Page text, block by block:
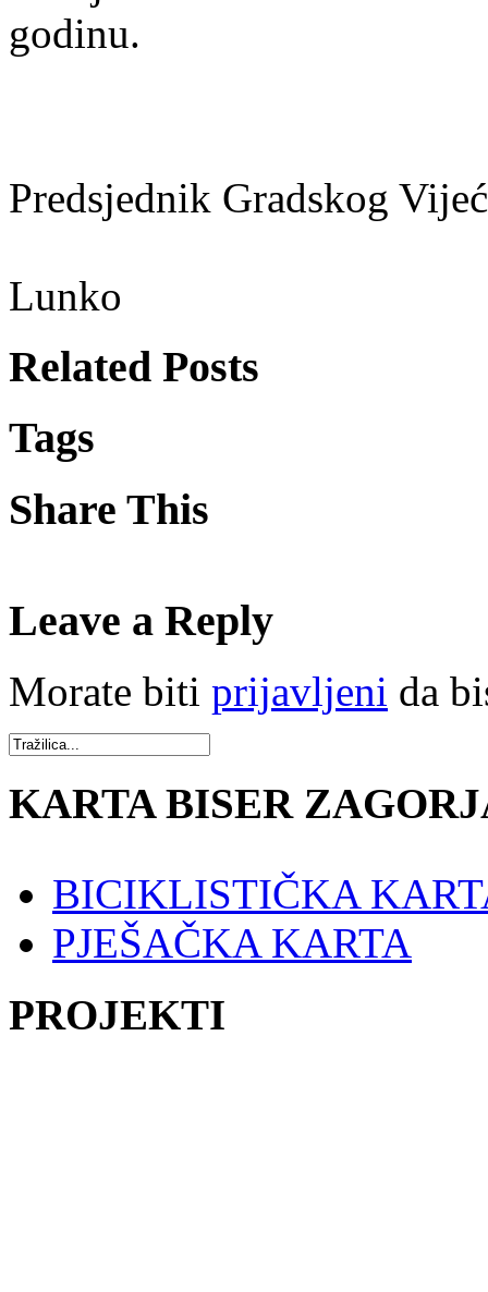
Predsjednik Gradskog
Lunko
Related Posts
Tags
Share This
Leave a Reply
Morate biti prijavljeni da
KARTA BISER
BICIKLISTIČKA
PJEŠAČKA KARTA
PROJEKTI